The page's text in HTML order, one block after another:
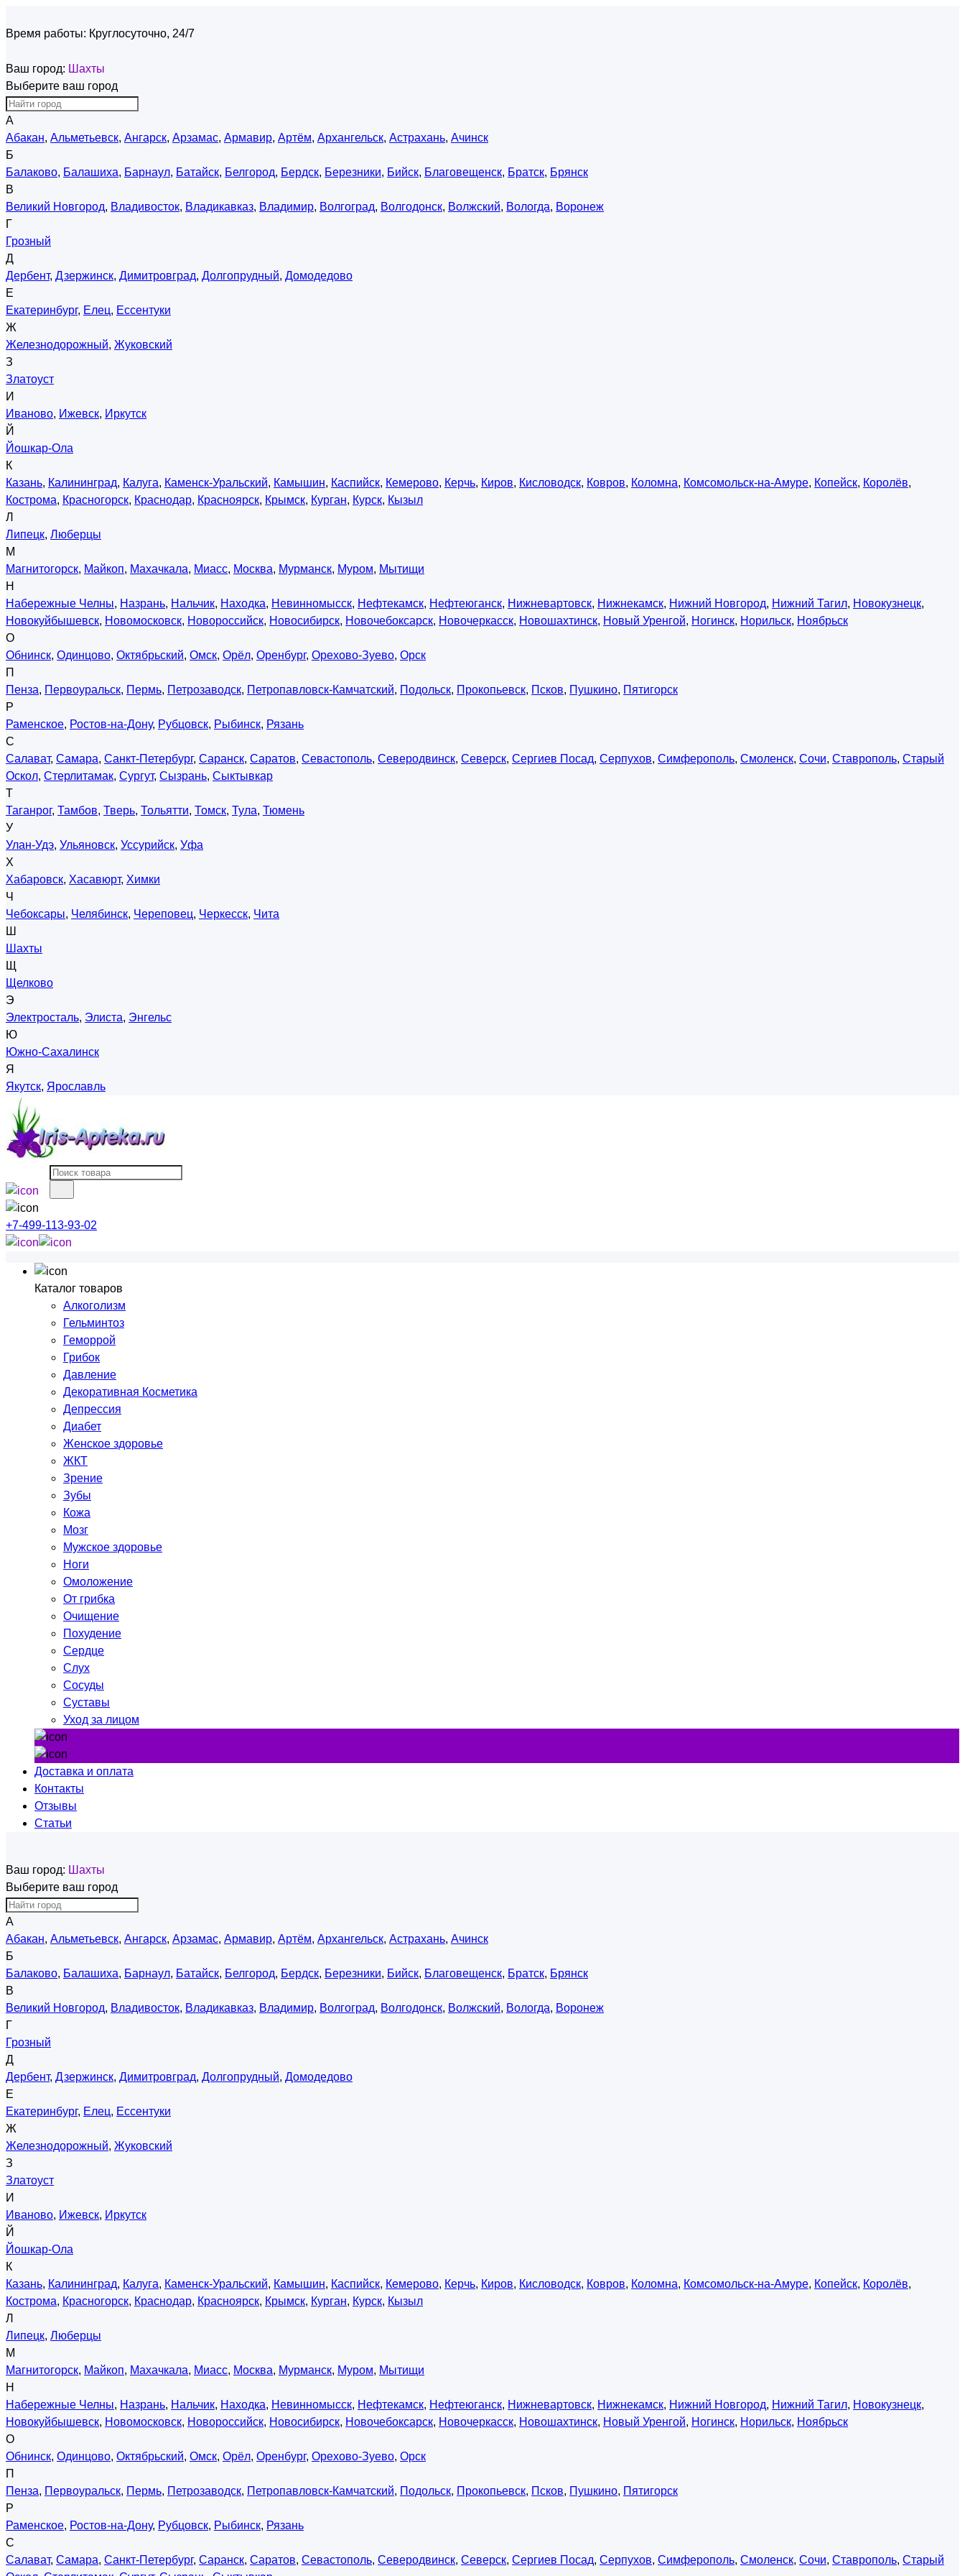
Время работы: Круглосуточно, 24/7
Ваш город: Шахты
Выберите ваш город
А
Абакан, Альметьевск, Ангарск, Арзамас, Армавир, Артём, Архангельск, Астрахань, Ачинск
Б
Балаково, Балашиха, Барнаул, Батайск, Белгород, Бердск, Березники, Бийск, Благовещенск, Братск, Брянск
В
Великий Новгород, Владивосток, Владикавказ, Владимир, Волгоград, Волгодонск, Волжский, Вологда, Воронеж
Г
Грозный
Д
Дербент, Дзержинск, Димитровград, Долгопрудный, Домодедово
Е
Екатеринбург, Елец, Ессентуки
Ж
Железнодорожный, Жуковский
З
Златоуст
И
Иваново, Ижевск, Иркутск
Й
Йошкар-Ола
К
Казань, Калининград, Калуга, Каменск-Уральский, Камышин, Каспийск, Кемерово, Керчь, Киров, Кисловодск, Ковров, Коломна, Комсомольск-на-Амуре, Копейск, Королёв,
Кострома, Красногорск, Краснодар, Красноярск, Крымск, Курган, Курск, Кызыл
Л
Липецк, Люберцы
М
Магнитогорск, Майкоп, Махачкала, Миасс, Москва, Мурманск, Муром, Мытищи
Н
Набережные Челны, Назрань, Нальчик, Находка, Невинномысск, Нефтекамск, Нефтеюганск, Нижневартовск, Нижнекамск, Нижний Новгород, Нижний Тагил, Новокузнецк,
Новокуйбышевск, Новомосковск, Новороссийск, Новосибирск, Новочебоксарск, Новочеркасск, Новошахтинск, Новый Уренгой, Ногинск, Норильск, Ноябрьск
О
Обнинск, Одинцово, Октябрьский, Омск, Орёл, Оренбург, Орехово-Зуево, Орск
П
Пенза, Первоуральск, Пермь, Петрозаводск, Петропавловск-Камчатский, Подольск, Прокопьевск, Псков, Пушкино, Пятигорск
Р
Раменское, Ростов-на-Дону, Рубцовск, Рыбинск, Рязань
С
Салават, Самара, Санкт-Петербург, Саранск, Саратов, Севастополь, Северодвинск, Северск, Сергиев Посад, Серпухов, Симферополь, Смоленск, Сочи, Ставрополь, Старый
Оскол, Стерлитамак, Сургут, Сызрань, Сыктывкар
Т
Таганрог, Тамбов, Тверь, Тольятти, Томск, Тула, Тюмень
У
Улан-Удэ, Ульяновск, Уссурийск, Уфа
Х
Хабаровск, Хасавюрт, Химки
Ч
Чебоксары, Челябинск, Череповец, Черкесск, Чита
Ш
Шахты
Щ
Щелково
Э
Электросталь, Элиста, Энгельс
Ю
Южно-Сахалинск
Я
Якутск, Ярославль
+7-499-113-93-02
Каталог товаров
Алкоголизм
Гельминтоз
Геморрой
Грибок
Давление
Декоративная Косметика
Депрессия
Диабет
Женское здоровье
ЖКТ
Зрение
Зубы
Кожа
Мозг
Мужское здоровье
Ноги
Омоложение
От грибка
Очищение
Похудение
Сердце
Слух
Сосуды
Суставы
Уход за лицом
Доставка и оплата
Контакты
Отзывы
Статьи
Ваш город: Шахты
Выберите ваш город
А
Абакан, Альметьевск, Ангарск, Арзамас, Армавир, Артём, Архангельск, Астрахань, Ачинск
Б
Балаково, Балашиха, Барнаул, Батайск, Белгород, Бердск, Березники, Бийск, Благовещенск, Братск, Брянск
В
Великий Новгород, Владивосток, Владикавказ, Владимир, Волгоград, Волгодонск, Волжский, Вологда, Воронеж
Г
Грозный
Д
Дербент, Дзержинск, Димитровград, Долгопрудный, Домодедово
Е
Екатеринбург, Елец, Ессентуки
Ж
Железнодорожный, Жуковский
З
Златоуст
И
Иваново, Ижевск, Иркутск
Й
Йошкар-Ола
К
Казань, Калининград, Калуга, Каменск-Уральский, Камышин, Каспийск, Кемерово, Керчь, Киров, Кисловодск, Ковров, Коломна, Комсомольск-на-Амуре, Копейск, Королёв,
Кострома, Красногорск, Краснодар, Красноярск, Крымск, Курган, Курск, Кызыл
Л
Липецк, Люберцы
М
Магнитогорск, Майкоп, Махачкала, Миасс, Москва, Мурманск, Муром, Мытищи
Н
Набережные Челны, Назрань, Нальчик, Находка, Невинномысск, Нефтекамск, Нефтеюганск, Нижневартовск, Нижнекамск, Нижний Новгород, Нижний Тагил, Новокузнецк,
Новокуйбышевск, Новомосковск, Новороссийск, Новосибирск, Новочебоксарск, Новочеркасск, Новошахтинск, Новый Уренгой, Ногинск, Норильск, Ноябрьск
О
Обнинск, Одинцово, Октябрьский, Омск, Орёл, Оренбург, Орехово-Зуево, Орск
П
Пенза, Первоуральск, Пермь, Петрозаводск, Петропавловск-Камчатский, Подольск, Прокопьевск, Псков, Пушкино, Пятигорск
Р
Раменское, Ростов-на-Дону, Рубцовск, Рыбинск, Рязань
С
Салават, Самара, Санкт-Петербург, Саранск, Саратов, Севастополь, Северодвинск, Северск, Сергиев Посад, Серпухов, Симферополь, Смоленск, Сочи, Ставрополь, Старый